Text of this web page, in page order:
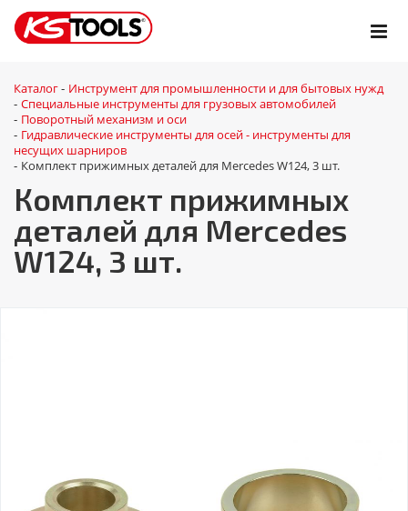
Каталог - Инструмент для промышленности и для бытовых нужд
- Специальные инструменты для грузовых автомобилей
- Поворотный механизм и оси
- Гидравлические инструменты для осей - инструменты для
несущих шарниров
- Комплект прижимных деталей для Mercedes W124, 3 шт.
Комплект прижимных
деталей для Mercedes
W124, 3 шт.